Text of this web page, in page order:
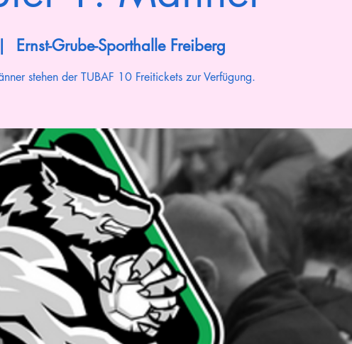
Ernst-Grube-Sporthalle Freiberg
stehen der TUBAF 10 Freitickets zur Verfügung.